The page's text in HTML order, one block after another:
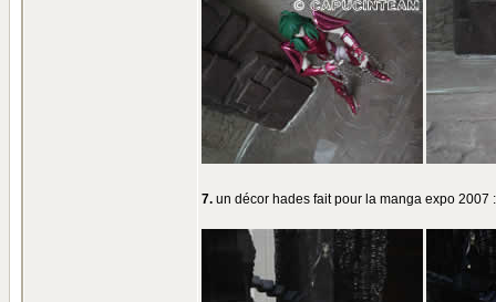
7. un décor hades fait pour la manga expo 2007 :